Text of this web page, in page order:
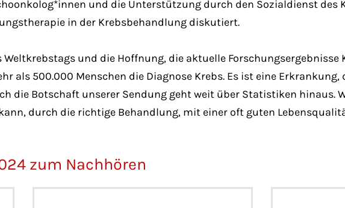
und die Unterstützung durch den Sozialdienst des
in der Krebsbehandlung diskutiert.
Weltkrebstags und die Hoffnung, die aktuelle
als 500.000 Menschen die Diagnose Krebs. Es ist eine
die Botschaft unserer Sendung geht weit über Statistiken hinaus.
durch die richtige Behandlung, mit einer oft guten
zum Nachhören